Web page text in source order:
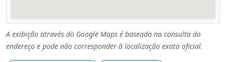
A exibição através do Google Maps é baseada na consulta do
endereço e pode não corresponder à localização exata oficial.